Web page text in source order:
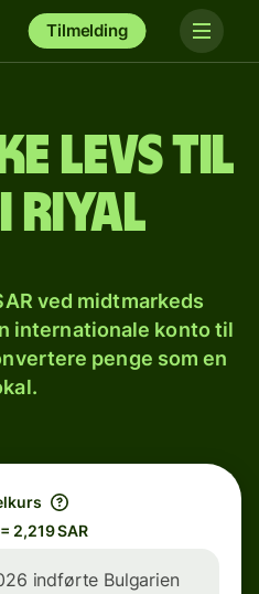
Tilmelding
levs til
riyal
ved midtmarkeds
internationale konto til
penge som en
2,219 SAR
indførte Bulgarien